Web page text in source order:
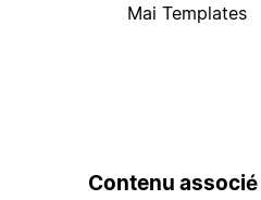
Mai Templates
Contenu associé